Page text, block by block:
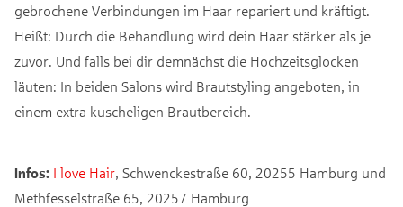
gebrochene Verbindungen im Haar repariert und kräftigt.
Heißt: Durch die Behandlung wird dein Haar stärker als je
zuvor. Und falls bei dir demnächst die Hochzeitsglocken
läuten: In beiden Salons wird Brautstyling angeboten, in
einem extra kuscheligen Brautbereich.
Infos: I love Hair, Schwenckestraße 60, 20255 Hamburg und
Methfesselstraße 65, 20257 Hamburg